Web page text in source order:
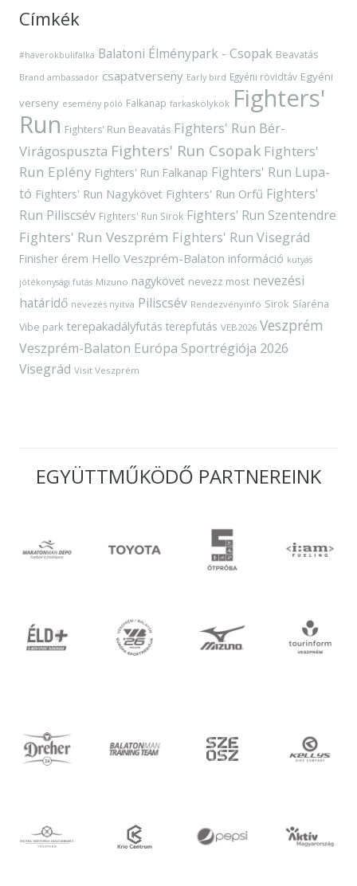
Címkék
#haverokbulifalka Balatoni Élménypark - Csopak Beavatás
Brand ambassador csapatverseny Early bird Egyéni rövidtáv Egyéni
verseny esemény póló Falkanap farkaskölykök Fighters'
Run Fighters' Run Beavatás Fighters' Run Bér-
Virágospuszta Fighters' Run Csopak Fighters'
Run Eplény Fighters' Run Falkanap Fighters' Run Lupa-
tó Fighters' Run Nagykövet Fighters' Run Orfű Fighters'
Run Piliscsév Fighters' Run Sirok Fighters' Run Szentendre
Fighters' Run Veszprém Fighters' Run Visegrád
Finisher érem Hello Veszprém-Balaton információ kutyás
jótékonysági futás Mizuno nagykövet nevezz most nevezési
határidő nevezés nyitva Piliscsév Rendezvényinfó Sirok Síaréna
Vibe park terepakadályfutás terepfutás VEB2026 Veszprém
Veszprém-Balaton Európa Sportrégiója 2026
Visegrád Visit Veszprém
EGYÜTTMŰKÖDŐ PARTNEREINK